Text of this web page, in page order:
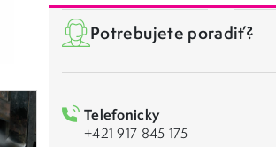
Potrebujete poradiť?
Telefonicky
+421 917 845 175